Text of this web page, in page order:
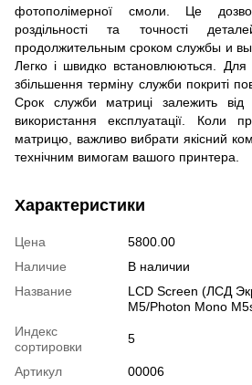
фотополімерної смоли. Це
роздільності та точності
продолжительным сроком службы и
Легко і швидко встановлюються. Для
збільшення терміну служби покриті
Срок служби матриці залежить від
використання експлуатації. Коли
матрицю, важливо вибрати якісний
технічним вимогам вашого принтера.
Характеристики
Цена
5800.00
Наличие
В наличии
Название
LCD Screen (ЛСД
M5/Photon Mono
Индекс
сортировки
5
Артикул
00006